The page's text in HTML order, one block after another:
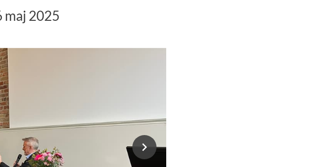
maj 2025